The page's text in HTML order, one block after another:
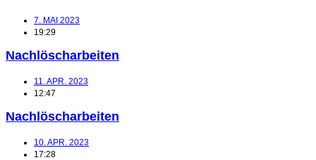
7. MAI 2023
19:29
Nachlöscharbeiten
11. APR. 2023
12:47
Nachlöscharbeiten
10. APR. 2023
17:28